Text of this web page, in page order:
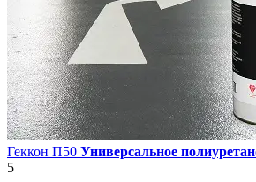
Геккон П50 Универсальное
5